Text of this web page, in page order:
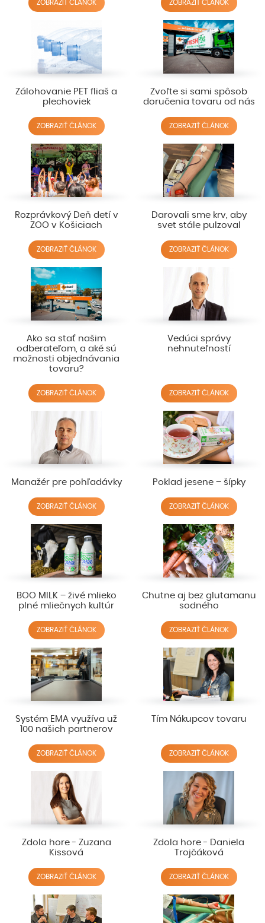
ZOBRAZIŤ ČLÁNOK ZOBRAZIŤ ČLÁNOK
Zálohovanie PET fliaš a
plechoviek
ZOBRAZIŤ ČLÁNOK
Zvoľte si sami spôsob
doručenia tovaru od nás
ZOBRAZIŤ ČLÁNOK
Rozprávkový Deň detí v
ZOO v Košiciach
ZOBRAZIŤ ČLÁNOK
Darovali sme krv, aby
svet stále pulzoval
ZOBRAZIŤ ČLÁNOK
Ako sa stať našim
odberateľom, a aké sú
možnosti objednávania
tovaru?
ZOBRAZIŤ ČLÁNOK
Vedúci správy
nehnuteľností
ZOBRAZIŤ ČLÁNOK
Manažér pre pohľadávky
ZOBRAZIŤ ČLÁNOK
Poklad jesene – šípky
ZOBRAZIŤ ČLÁNOK
BOO MILK – živé mlieko
plné mliečnych kultúr
ZOBRAZIŤ ČLÁNOK
Chutne aj bez glutamanu
sodného
ZOBRAZIŤ ČLÁNOK
Systém EMA využíva už
100 našich partnerov
ZOBRAZIŤ ČLÁNOK
Tím Nákupcov tovaru
ZOBRAZIŤ ČLÁNOK
Zdola hore - Zuzana
Kissová
ZOBRAZIŤ ČLÁNOK
Zdola hore - Daniela
Trojčáková
ZOBRAZIŤ ČLÁNOK